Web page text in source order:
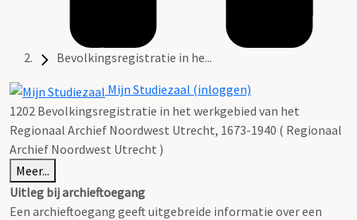
Bevolkingsregistratie in he...
Mijn Studiezaal (inloggen)
1202 Bevolkingsregistratie in het werkgebied van het
Regionaal Archief Noordwest Utrecht, 1673-1940 ( Regionaal
Archief Noordwest Utrecht )
Meer...
Uitleg bij archieftoegang
Een archieftoegang geeft uitgebreide informatie over een